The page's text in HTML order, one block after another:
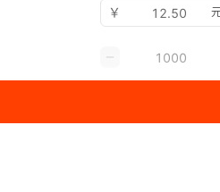
￥